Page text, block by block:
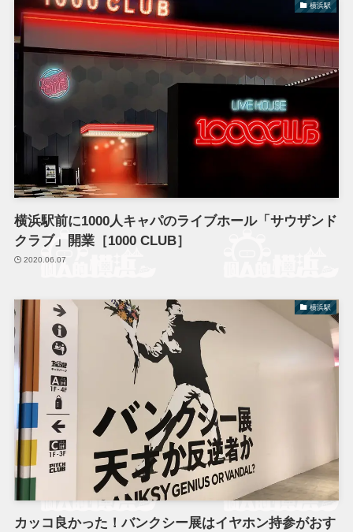
横浜駅
横浜駅前に1000人キャパのライブホール「サウザンド
クラブ」開業［1000 CLUB］
2020.06.07
横浜駅
カッコ良かった！バンクシー展はイヤホン持参がおす